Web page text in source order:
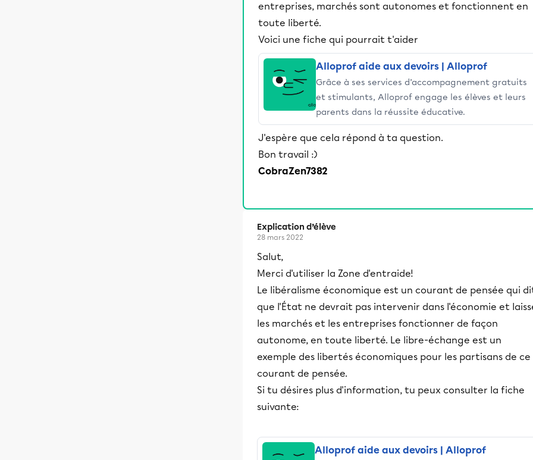
entreprises, marchés sont autonomes et fonctionnent en
toute liberté.
Voici une fiche qui pourrait t'aider
Alloprof aide aux devoirs | Alloprof
Grâce à ses services d’accompagnement gratuits
et stimulants, Alloprof engage les élèves et leurs
parents dans la réussite éducative.
J'espère que cela répond à ta question.
Bon travail :)
CobraZen7382
Explication d’élève
28 mars 2022
Salut,
Merci d'utiliser la Zone d'entraide!
Le libéralisme économique est un courant de pensée qui
que l'État ne devrait pas intervenir dans l'économie et
les marchés et les entreprises fonctionner de façon
autonome, en toute liberté. Le libre-échange est un
exemple des libertés économiques pour les partisans de ce
courant de pensée.
Si tu désires plus d'information, tu peux consulter la fiche
suivante:
Alloprof aide aux devoirs | Alloprof